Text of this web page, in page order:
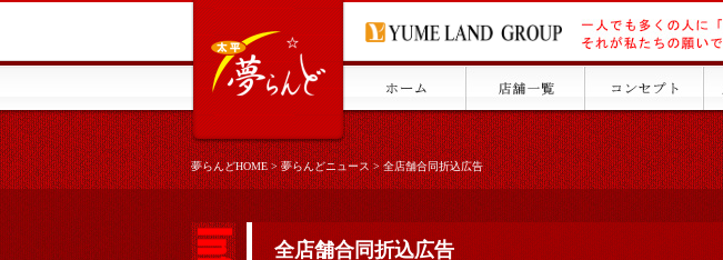
夢らんどHOME>夢らんどニュース>全店舗合同折込広告
全店舗合同折込広告